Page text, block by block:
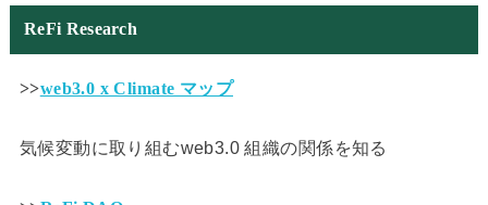
ReFi Research
>>web3.0 x Climate マップ
気候変動に取り組むweb3.0 組織の関係を知る